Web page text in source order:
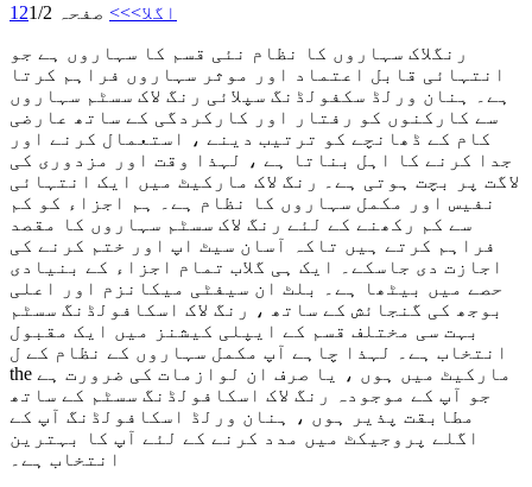
1 2 اگلا>>> صفحہ 1/2
رنگلاک سہاروں کا نظام نئی قسم کا سہاروں ہے جو
انتہائی قابل اعتماد اور موثر سہاروں فراہم کرتا
ہے۔ ہنان ورلڈ سکفولڈنگ سپلائی رنگ لاک سسٹم سہاروں
سے کارکنوں کو رفتار اور کارکردگی کے ساتھ عارضی
کام کے ڈھانچے کو ترتیب دینے ، استعمال کرنے اور
جدا کرنے کا اہل بناتا ہے ، لہذا وقت اور مزدوری کی
لاگت پر بچت ہوتی ہے۔ رنگ لاک مارکیٹ میں ایک انتہائی
نفیس اور مکمل سہاروں کا نظام ہے۔ ہم اجزاء کو کم
سے کم رکھنے کے لئے رنگ لاک سسٹم سہاروں کا مقصد
فراہم کرتے ہیں تاکہ آسان سیٹ اپ اور ختم کرنے کی
اجازت دی جاسکے۔ ایک ہی گلاب تمام اجزاء کے بنیادی
حصے میں بیٹھا ہے۔ بلٹ ان سیفٹی میکانزم اور اعلی
بوجھ کی گنجائش کے ساتھ ، رنگ لاک اسکافولڈنگ سسٹم
بہت سی مختلف قسم کے ایپلی کیشنز میں ایک مقبول
انتخاب ہے۔ لہذا چاہے آپ مکمل سہاروں کے نظام کے ل
the مارکیٹ میں ہوں ، یا صرف ان لوازمات کی ضرورت ہے
جو آپ کے موجودہ رنگ لاک اسکافولڈنگ سسٹم کے ساتھ
مطابقت پذیر ہوں ، ہنان ورلڈ اسکافولڈنگ آپ کے
اگلے پروجیکٹ میں مدد کرنے کے لئے آپ کا بہترین
انتخاب ہے۔